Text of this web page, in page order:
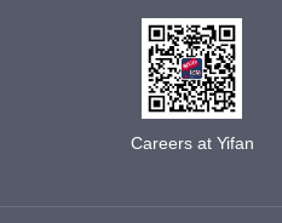
Careers at Yifan